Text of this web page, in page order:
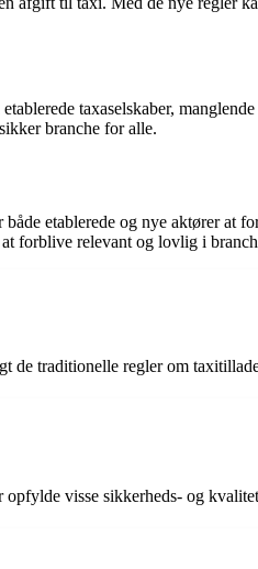
taxaselskaber,
branche for alle.
etablerede og nye aktører at
forblive relevant og lovlig i
traditionelle regler om
visse sikkerheds- og